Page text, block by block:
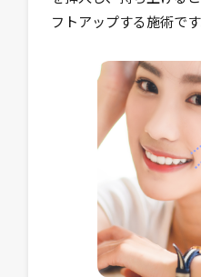
フトアップする施術です